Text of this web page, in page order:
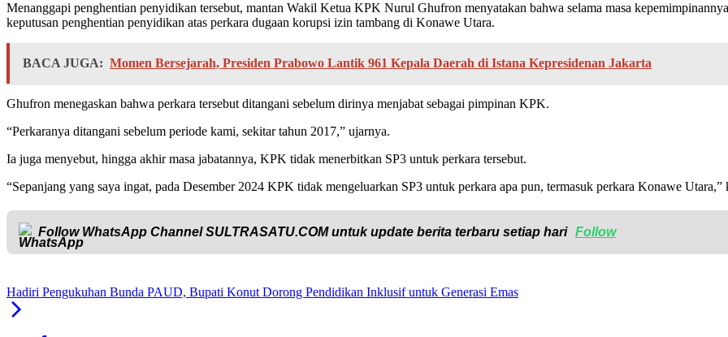
Menanggapi penghentian penyidikan tersebut, mantan Wakil Ketua KPK Nurul Ghufron menyatakan bahwa selama masa
keputusan penghentian penyidikan atas perkara dugaan korupsi izin tambang di Konawe Utara.
BACA JUGA: Momen Bersejarah, Presiden Prabowo Lantik 961 Kepala Daerah di Istana Kepresidenan Jakarta
Ghufron menegaskan bahwa perkara tersebut ditangani sebelum dirinya menjabat sebagai pimpinan KPK.
“Perkaranya ditangani sebelum periode kami, sekitar tahun 2017,” ujarnya.
Ia juga menyebut, hingga akhir masa jabatannya, KPK tidak menerbitkan SP3 untuk perkara tersebut.
“Sepanjang yang saya ingat, pada Desember 2024 KPK tidak mengeluarkan SP3 untuk perkara apa pun, termasuk perkara Konawe
Follow WhatsApp ChannelSULTRASATU.COMuntuk update berita terbaru setiap hari Follow
Hadiri Pengukuhan Bunda PAUD, Bupati Konut Dorong Pendidikan Inklusif untuk Generasi Emas